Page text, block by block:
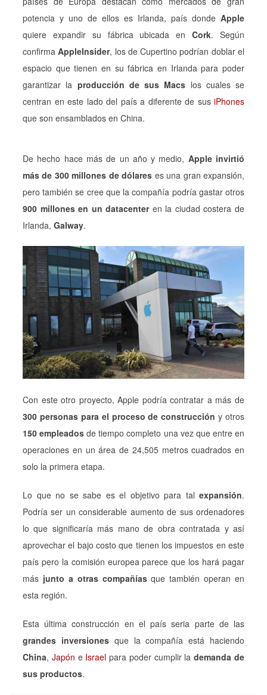
potencia y uno de ellos es Irlanda, país donde Apple
quiere expandir su fábrica ubicada enCork. Según
confirmaAppleInsider, los de Cupertino podrían doblar el
espacio que tienen en su fábrica en Irlanda para poder
garantizar la producción de sus Macs los cuales se
centran en este lado del país a diferente de sus iPhones
que son ensamblados en China.
De hecho hace más de un año y medio, Apple invirtió
más de 300 millones de dólares es una gran expansión,
pero también se cree que la compañía podría gastar otros
900 millones en un datacenteren la ciudad costera de
Irlanda, Galway.
Con este otro proyecto, Apple podría contratar a más de
300 personas para el proceso de construcción y otros
150 empleados de tiempo completo una vez que entre en
operaciones en un área de 24,505 metros cuadrados en
solo la primera etapa.
Lo que no se sabe es el objetivo para tal expansión.
Podría ser un considerable aumento de sus ordenadores
lo que significaría más mano de obra contratada y así
aprovechar el bajo costo que tienen los impuestos en este
país pero la comisión europea parece que los hará pagar
más junto a otras compañíasque también operan en
esta región.
Esta última construcción en el país seria parte de las
grandes inversionesque la compañía está haciendo
China, Japón e Israel para poder cumplir lademanda de
sus productos.